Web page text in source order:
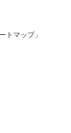
トマップ」